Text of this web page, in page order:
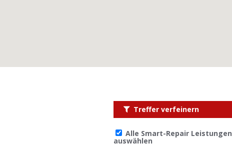
Treffer verfeinern
Alle Smart-Repair Leistungen
auswählen